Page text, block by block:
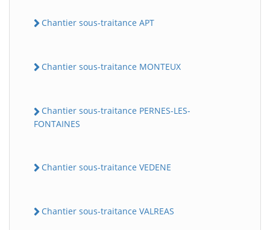
Chantier sous-traitance APT
Chantier sous-traitance MONTEUX
Chantier sous-traitance PERNES-LES-
FONTAINES
Chantier sous-traitance VEDENE
Chantier sous-traitance VALREAS